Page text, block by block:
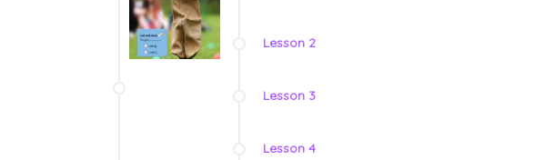
Lesson 2
Lesson 3
Lesson 4